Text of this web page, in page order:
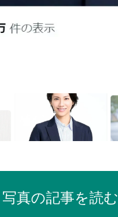
写真の記事を読む